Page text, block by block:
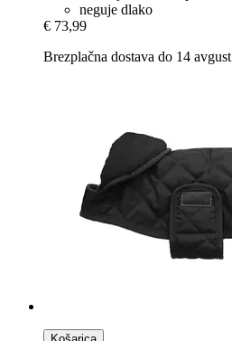
neguje dlako
€ 73,99
Brezplačna dostava do 14 avgust